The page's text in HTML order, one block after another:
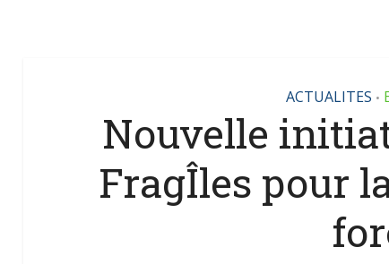
ACTUALITES •
Nouvelle
FragÎles pour